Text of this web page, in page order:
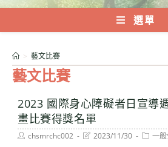
內
選單
藝文比賽
> 藝文比賽
2023 國際身心障礙者日宣導
畫比賽得獎名單
Postchsmrchc002
Post2023/11/30
Post一